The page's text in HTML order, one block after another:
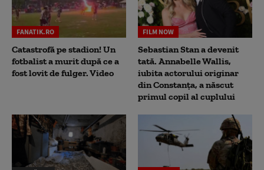
FANATIK.RO
Catastrofă pe stadion! Un
fotbalist a murit după ce a
fost lovit de fulger. Video
FILM NOW
Sebastian Stan a devenit
tată. Annabelle Wallis,
iubita actorului originar
din Constanța, a născut
primul copil al cuplului